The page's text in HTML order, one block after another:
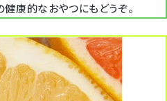
康的なおやつにもどうぞ。